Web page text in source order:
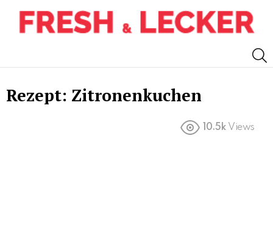
Rezept: Zitronenkuchen
10.5k Views